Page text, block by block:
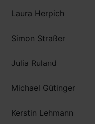
Laura Herpich
Simon Straßer
Julia Ruland
Michael Gütinger
Kerstin Lehmann